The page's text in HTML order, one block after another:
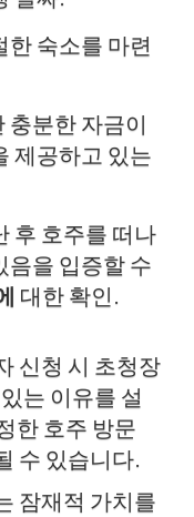
한 숙소를 마련
충분한 자금이
제공하고 있는
후 호주를 떠나
음을 입증할 수
대한 확인.
신청 시 초청장
는 이유를 설
한 호주 방문
수 있습니다.
잠재적 가치를